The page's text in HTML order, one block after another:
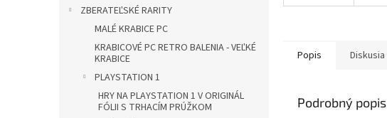
ZBERATEĽSKÉ RARITY
MALÉ KRABICE PC
KRABICOVÉ PC RETRO BALENIA - VEĽKÉ
KRABICE
PLAYSTATION 1
HRY NA PLAYSTATION 1 V ORIGINÁL
FÓLII S TRHACÍM PRÚŽKOM
Popis Diskusia
Podrobný popis